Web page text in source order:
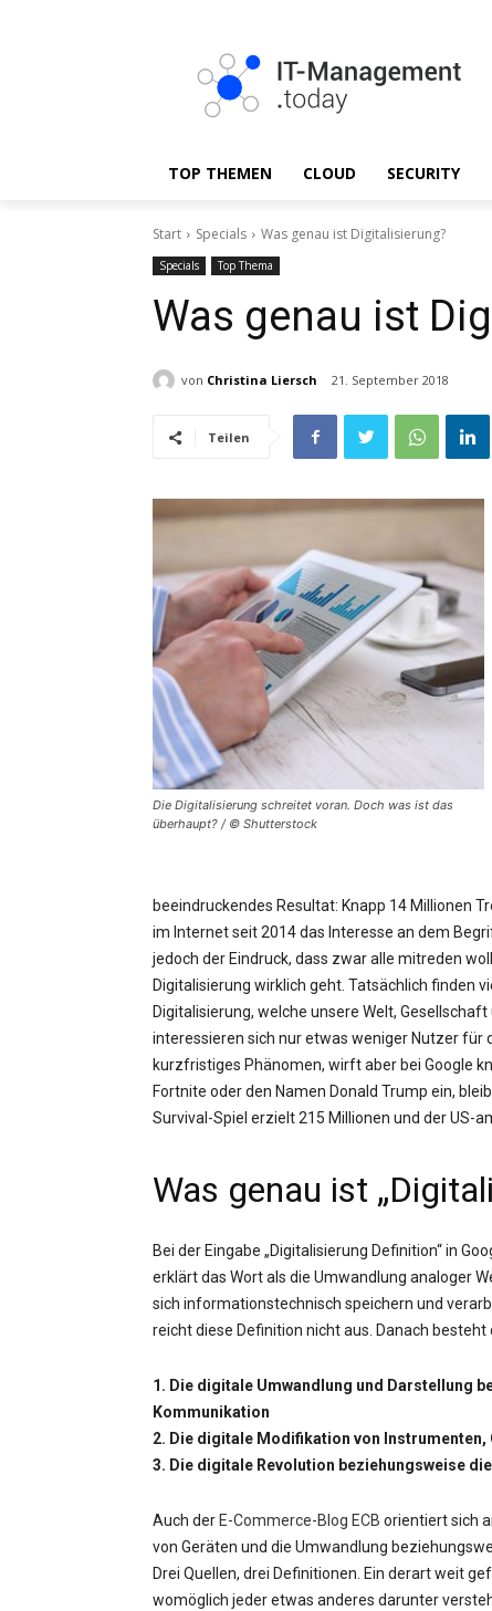
TOP THEMEN CLOUD SECURITY
Start Specials Was genau ist Digitalisierung?
Specials Top Thema
Was genau ist
von Christina Liersch 21. September 2018
Teilen
Die Digitalisierung schreitet voran. Doch was ist das
überhaupt? / © Shutterstock
beeindruckendes Resultat: Knapp 14 Millionen
im Internet seit 2014 das Interesse an dem
jedoch der Eindruck, dass zwar alle mitreden
Digitalisierung wirklich geht. Tatsächlich finden
Digitalisierung, welche unsere Welt,
interessieren sich nur etwas weniger Nutzer für
kurzfristiges Phänomen, wirft aber bei Google
Fortnite oder den Namen Donald Trump ein,
Survival-Spiel erzielt 215 Millionen und der US-
Was genau ist
Bei der Eingabe „Digitalisierung Definition“ in
erklärt das Wort als die Umwandlung analoger
sich informationstechnisch speichern und
reicht diese Definition nicht aus. Danach
1. Die digitale Umwandlung und Darstellung
Kommunikation
2. Die digitale Modifikation von Instrumenten,
3. Die digitale Revolution beziehungsweise
Auch der E-Commerce-Blog ECB orientiert sich
von Geräten und die Umwandlung
Drei Quellen, drei Definitionen. Ein derart weit
womöglich jeder etwas anderes darunter